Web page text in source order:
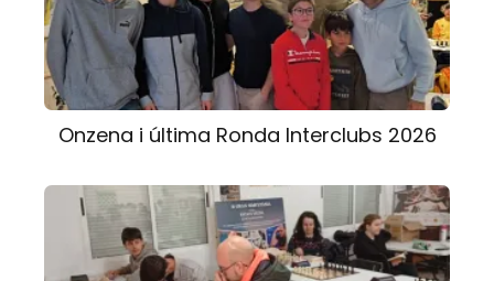
Onzena i última Ronda Interclubs 2026